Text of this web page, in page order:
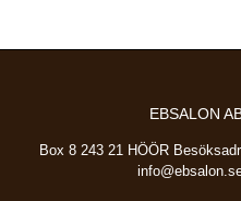
EBSALON
Box 8 243 21 HÖÖR